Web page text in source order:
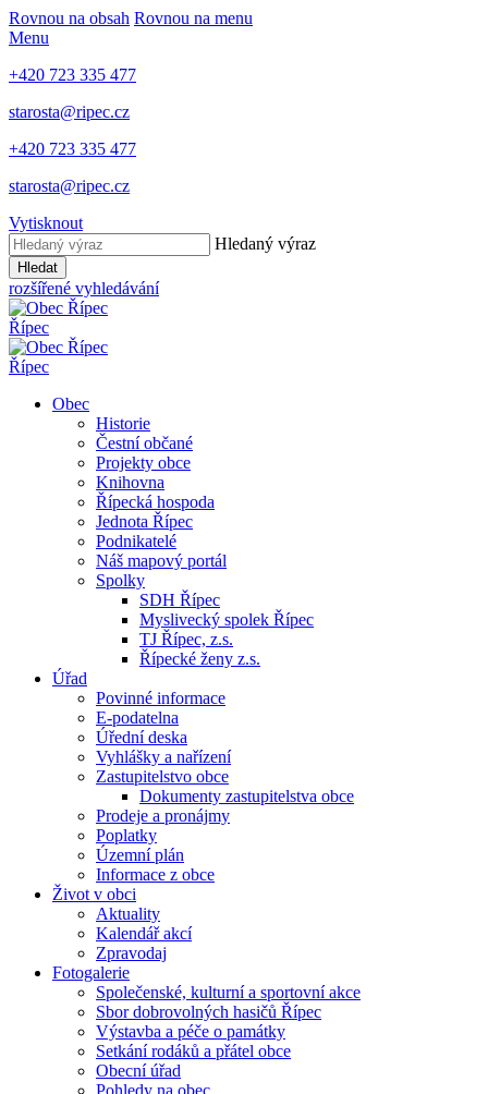
Rovnou na obsah Rovnou na menu
Menu
+420 723 335 477
starosta@ripec.cz
+420 723 335 477
starosta@ripec.cz
Vytisknout
Hledaný výraz
Hledat
rozšířené vyhledávání
Řípec
Řípec
Obec
Historie
Čestní občané
Projekty obce
Knihovna
Řípecká hospoda
Jednota Řípec
Podnikatelé
Náš mapový portál
Spolky
SDH Řípec
Myslivecký spolek Řípec
TJ Řípec, z.s.
Řípecké ženy z.s.
Úřad
Povinné informace
E-podatelna
Úřední deska
Vyhlášky a nařízení
Zastupitelstvo obce
Dokumenty zastupitelstva obce
Prodeje a pronájmy
Poplatky
Územní plán
Informace z obce
Život v obci
Aktuality
Kalendář akcí
Zpravodaj
Fotogalerie
Společenské, kulturní a sportovní akce
Sbor dobrovolných hasičů Řípec
Výstavba a péče o památky
Setkání rodáků a přátel obce
Obecní úřad
Pohledy na obec